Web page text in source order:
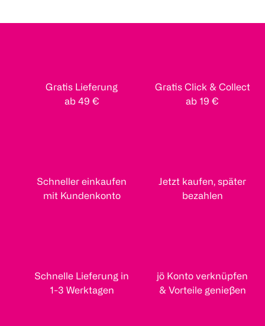
Gratis Lieferung
ab 49 €
Gratis Click & Collect
ab 19 €
Schneller einkaufen
mit Kundenkonto
Jetzt kaufen, später
bezahlen
Schnelle Lieferung in
1-3 Werktagen
jö Konto verknüpfen
& Vorteile genießen